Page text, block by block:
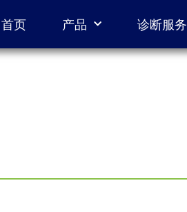
首页 产品 诊断服务